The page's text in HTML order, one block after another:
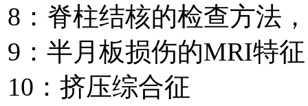
8：脊柱结核的检查方法
9：半月板损伤的MRI特征
10：挤压综合征